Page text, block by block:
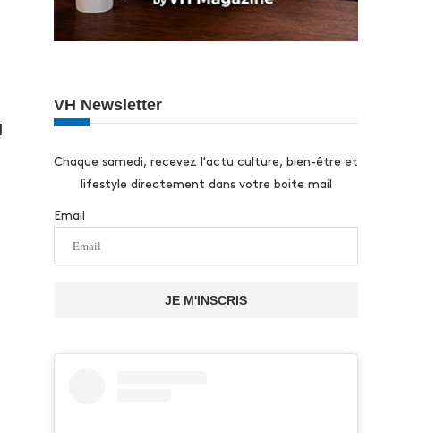
VH Newsletter
Chaque samedi, recevez l'actu culture, bien-être et
lifestyle directement dans votre boite mail
Email
JE M'INSCRIS